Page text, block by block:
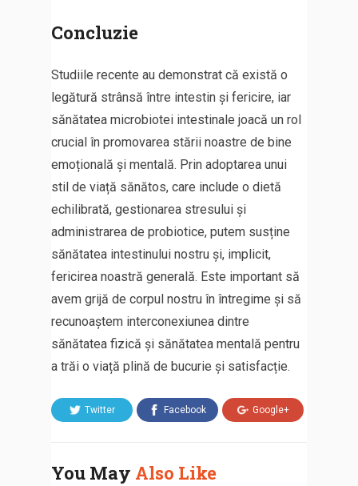
Concluzie
Studiile recente au demonstrat că există o
legătură strânsă între intestin și fericire, iar
sănătatea microbiotei intestinale joacă un rol
crucial în promovarea stării noastre de bine
emoțională și mentală. Prin adoptarea unui
stil de viață sănătos, care include o dietă
echilibrată, gestionarea stresului și
administrarea de probiotice, putem susține
sănătatea intestinului nostru și, implicit,
fericirea noastră generală. Este important să
avem grijă de corpul nostru în întregime și să
recunoaștem interconexiunea dintre
sănătatea fizică și sănătatea mentală pentru
a trăi o viață plină de bucurie și satisfacție.
Twitter Facebook Google+
You May Also Like